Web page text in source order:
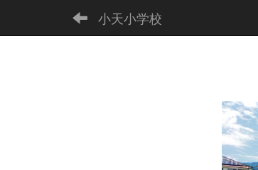
小天小学校